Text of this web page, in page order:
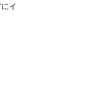
イ